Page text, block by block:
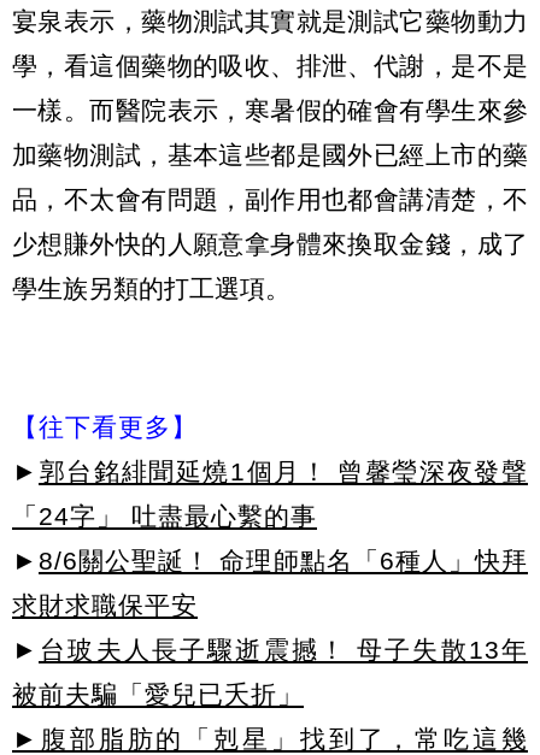
宴泉表示，藥物測試其實就是測試它藥物動力
學，看這個藥物的吸收、排泄、代謝，是不是
一樣。而醫院表示，寒暑假的確會有學生來參
加藥物測試，基本這些都是國外已經上市的藥
品，不太會有問題，副作用也都會講清楚，不
少想賺外快的人願意拿身體來換取金錢，成了
學生族另類的打工選項。
【往下看更多】
► 郭台銘緋聞延燒1個月！ 曾馨瑩深夜發聲
「24字」 吐盡最心繫的事
► 8/6關公聖誕！ 命理師點名「6種人」快拜
求財求職保平安
► 台玻夫人長子驟逝震撼！ 母子失散13年
被前夫騙「愛兒已夭折」
►腹部脂肪的「剋星」找到了，常吃這幾